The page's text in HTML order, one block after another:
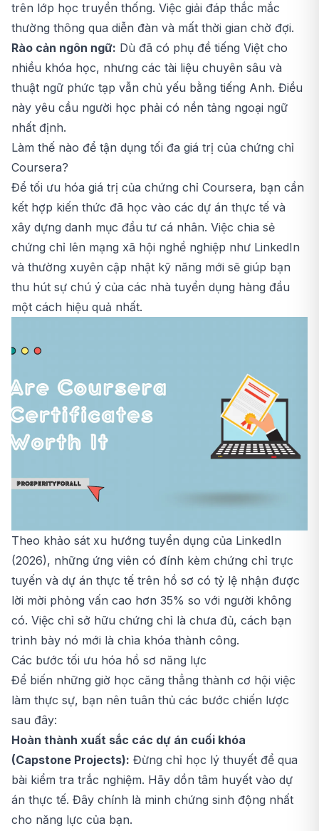
trên lớp học truyền thống. Việc giải đáp thắc mắc
thường thông qua diễn đàn và mất thời gian chờ đợi.
Rào cản ngôn ngữ: Dù đã có phụ đề tiếng Việt cho
nhiều khóa học, nhưng các tài liệu chuyên sâu và
thuật ngữ phức tạp vẫn chủ yếu bằng tiếng Anh. Điều
này yêu cầu người học phải có nền tảng ngoại ngữ
nhất định.
Làm thế nào để tận dụng tối đa giá trị của chứng chỉ
Coursera?
Để tối ưu hóa giá trị của chứng chỉ Coursera, bạn cần
kết hợp kiến thức đã học vào các dự án thực tế và
xây dựng danh mục đầu tư cá nhân. Việc chia sẻ
chứng chỉ lên mạng xã hội nghề nghiệp như LinkedIn
và thường xuyên cập nhật kỹ năng mới sẽ giúp bạn
thu hút sự chú ý của các nhà tuyển dụng hàng đầu
một cách hiệu quả nhất.
Theo khảo sát xu hướng tuyển dụng của LinkedIn
(2026), những ứng viên có đính kèm chứng chỉ trực
tuyến và dự án thực tế trên hồ sơ có tỷ lệ nhận được
lời mời phỏng vấn cao hơn 35% so với người không
có. Việc chỉ sở hữu chứng chỉ là chưa đủ, cách bạn
trình bày nó mới là chìa khóa thành công.
Các bước tối ưu hóa hồ sơ năng lực
Để biến những giờ học căng thẳng thành cơ hội việc
làm thực sự, bạn nên tuân thủ các bước chiến lược
sau đây:
Hoàn thành xuất sắc các dự án cuối khóa
(Capstone Projects): Đừng chỉ học lý thuyết để qua
bài kiểm tra trắc nghiệm. Hãy dồn tâm huyết vào dự
án thực tế. Đây chính là minh chứng sinh động nhất
cho năng lực của bạn.